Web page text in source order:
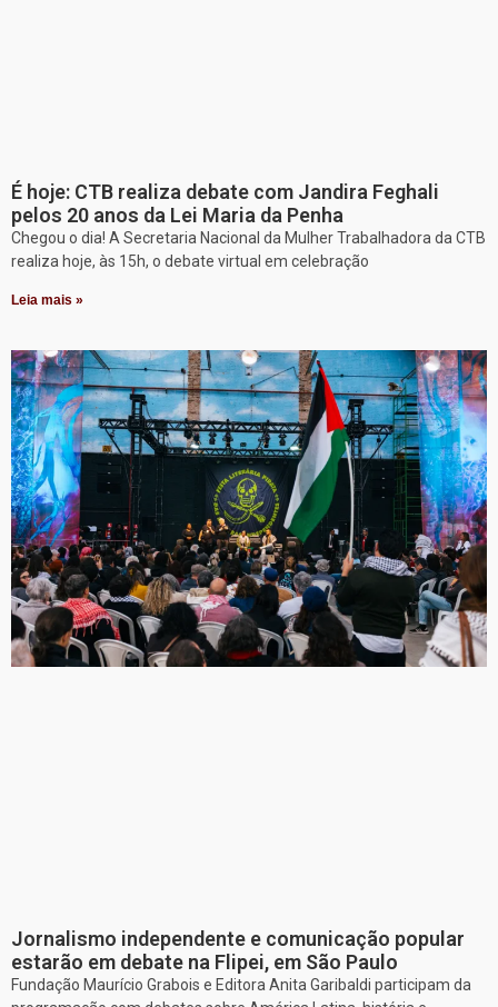
É hoje: CTB realiza debate com Jandira Feghali
pelos 20 anos da Lei Maria da Penha
Chegou o dia! A Secretaria Nacional da Mulher Trabalhadora da CTB
realiza hoje, às 15h, o debate virtual em celebração
Leia mais »
Jornalismo independente e comunicação popular
estarão em debate na Flipei, em São Paulo
Fundação Maurício Grabois e Editora Anita Garibaldi participam da